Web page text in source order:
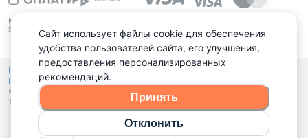
Политика конфиденциальности,
Политика обработки файлов куки
© 2015 - 2026, Domovita.by. Копирование материалов допускается
только при наличии активной ссылки.
Сайт использует файлы cookie для обеспечения
удобства пользователей сайта, его улучшения,
предоставления персонализированных
рекомендаций.
Принять
Отклонить